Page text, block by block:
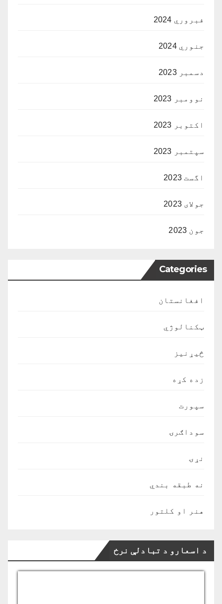
فبروري 2024
جنوري 2024
دسمبر 2023
نوومبر 2023
اکتوبر 2023
سپتمبر 2023
اگست 2023
جولای 2023
جون 2023
Categories
افغانستان
ټکنالوژي
څیړنیز
زده کړه
سپورت
سوداګرۍ
نړۍ
نه طبقه بندي
هنر او کلتور
د اسعارو د تبادلې نرخ